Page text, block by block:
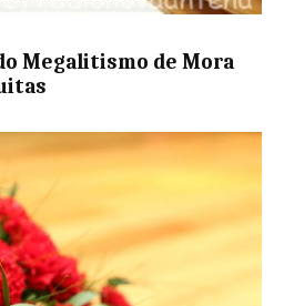
Megalitismo de Mora